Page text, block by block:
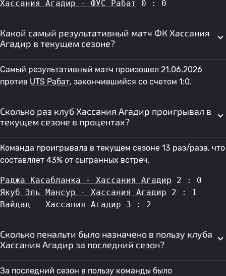
Хассания Агадир - ФУС Рабат 0 : 0
Какой самый результативный матч ФК Хассания
Агадир в текущем сезоне?
Самый результативный матч произошел 21.06.2026
против UTS Рабат, закончившийся со счетом 1:0.
Сколько раз клуб Хассания Агадир проигрывал в
текущем сезоне в процентах?
Команда проигрывала в текущем сезоне 13 раз/раза, что
составляет 43% от сыгранных встреч.
Раджа Касабланка - Хассания Агадир 2 : 0
Якуб Эль Мансур - Хассания Агадир 2 : 1
Вайдад - Хассания Агадир 3 : 2
Сколько пенальти было назначено в пользу клуба
Хассания Агадир за последний сезон?
За последний сезон в пользу команды было